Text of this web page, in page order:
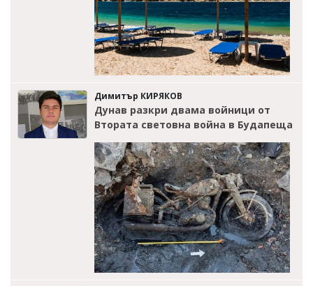
Димитър КИРЯКОВ
Дунав разкри двама войници от
Втората световна война в Будапеща